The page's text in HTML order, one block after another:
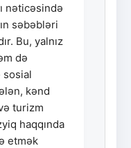
nəticəsində
səbəbləri
Bu, yalnız
də
sosial
kənd
turizm
haqqında
etmək